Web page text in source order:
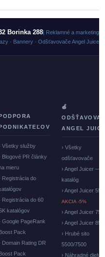
Borinka 288| Reklamné a
· Bannery · Odšťavovače Angel Juicer
Všetky služby
Blogové PR články
mieru
Registrácia do
Registrácia do 60
katalógov
Google PageRank
Pack
Domain Rating DR
Pack
🍏
ANGEL
› Všetky
odšťavovače
› Angel Juicer —
katalóg
› Angel Juicer
AKCIA -5%
› Angel Juicer
› Angel Juicer
› Hrubé sito
5500/7500
› Náhradné diely